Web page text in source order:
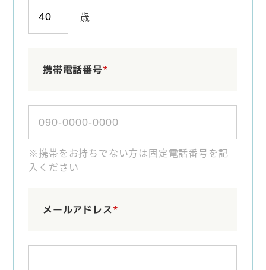
歳
携帯電話番号*
※携帯をお持ちでない方は固定電話番号を記
入ください
メールアドレス*